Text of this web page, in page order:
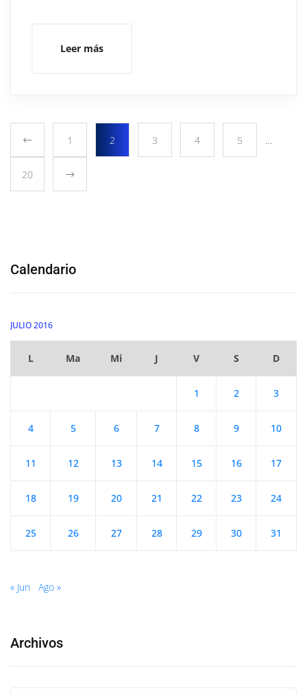
Leer más
1 2 3 4 5 …
20
Calendario
JULIO 2016
L Ma Mi J V S D
1 2 3
4 5 6 7 8 9 10
11 12 13 14 15 16 17
18 19 20 21 22 23 24
25 26 27 28 29 30 31
« Jun Ago »
Archivos